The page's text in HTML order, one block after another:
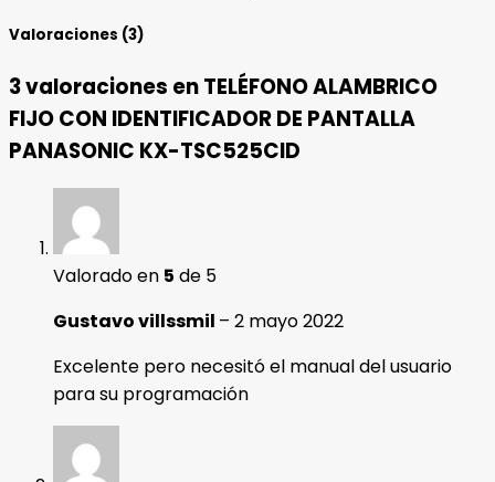
Valoraciones (3)
3 valoraciones enTELÉFONO ALAMBRICO
FIJO CON IDENTIFICADOR DE PANTALLA
PANASONIC KX-TSC525CID
Valorado en 5 de 5
Gustavo villssmil – 2 mayo 2022
Excelente pero necesitó el manual del usuario
para su programación